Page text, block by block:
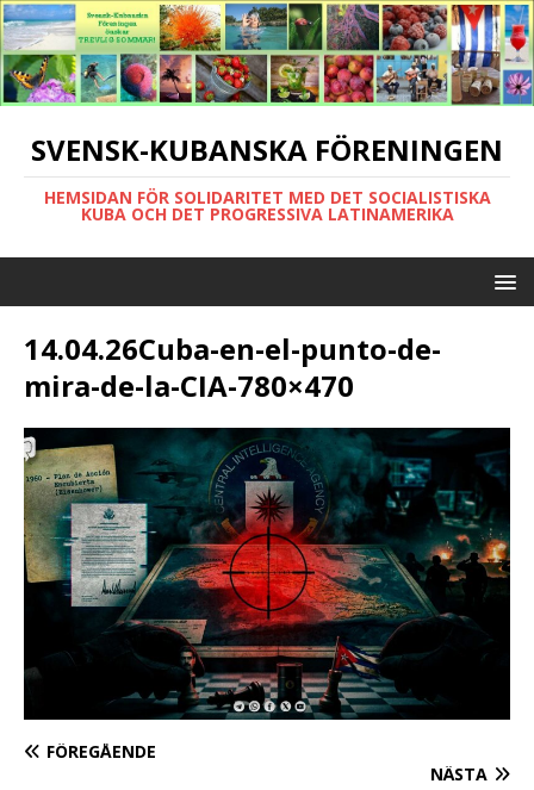
SVENSK-KUBANSKA FÖRENINGEN
HEMSIDAN FÖR SOLIDARITET MED DET SOCIALISTISKA
KUBA OCH DET PROGRESSIVA LATINAMERIKA
14.04.26Cuba-en-el-punto-de-
mira-de-la-CIA-780×470
FÖREGÅENDE
NÄSTA